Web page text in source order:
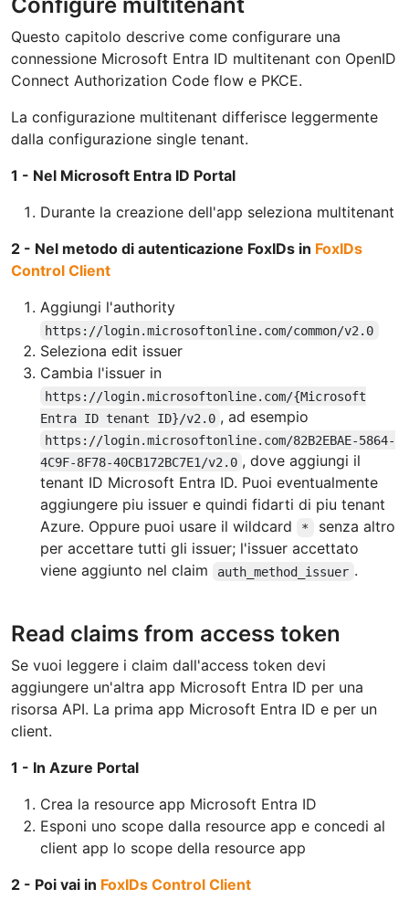
Configure multitenant
Questo capitolo descrive come configurare una
connessione Microsoft Entra ID multitenant con OpenID
Connect Authorization Code flow e PKCE.
La configurazione multitenant differisce leggermente
dalla configurazione single tenant.
1 - Nel Microsoft Entra ID Portal
Durante la creazione dell'app seleziona multitenant
2 - Nel metodo di autenticazione FoxIDs in FoxIDs
Control Client
Aggiungi l'authority
https://login.microsoftonline.com/common/v2.0
Seleziona edit issuer
Cambia l'issuer in
https://login.microsoftonline.com/{Microsoft
Entra ID tenant ID}/v2.0 , ad esempio
https://login.microsoftonline.com/82B2EBAE-5864-
4C9F-8F78-40CB172BC7E1/v2.0 , dove aggiungi il
tenant ID Microsoft Entra ID. Puoi eventualmente
aggiungere piu issuer e quindi fidarti di piu tenant
Azure. Oppure puoi usare il wildcard
*
senza altro
per accettare tutti gli issuer; l'issuer accettato
viene aggiunto nel claim
auth_method_issuer .
Read claims from access token
Se vuoi leggere i claim dall'access token devi
aggiungere un'altra app Microsoft Entra ID per una
risorsa API. La prima app Microsoft Entra ID e per un
client.
1 - In Azure Portal
Crea la resource app Microsoft Entra ID
Esponi uno scope dalla resource app e concedi al
client app lo scope della resource app
2 - Poi vai in FoxIDs Control Client